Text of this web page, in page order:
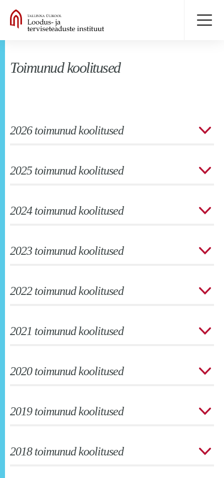
Toimunud koolitused
2026 toimunud koolitused
2025 toimunud koolitused
2024 toimunud koolitused
2023 toimunud koolitused
2022 toimunud koolitused
2021 toimunud koolitused
2020 toimunud koolitused
2019 toimunud koolitused
2018 toimunud koolitused